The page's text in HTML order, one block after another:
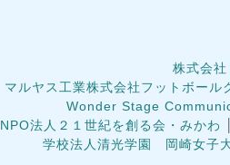
株式会
マルヤス工業株式会社フットボール
Wonder Stage
NPO法人２１世紀を創る会・みかわ
学校法人清光学園 岡崎女子